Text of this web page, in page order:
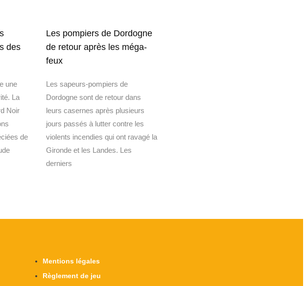
des
une
La
Noir
de
Les pompiers de Dordogne
de retour après les méga-
feux
Les sapeurs-pompiers de
Dordogne sont de retour dans
leurs casernes après plusieurs
jours passés à lutter contre les
violents incendies qui ont ravagé la
Gironde et les Landes. Les
derniers
Mentions légales
Règlement de jeu